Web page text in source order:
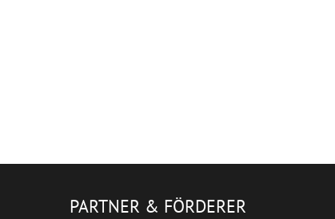
PARTNER & FÖRDERER